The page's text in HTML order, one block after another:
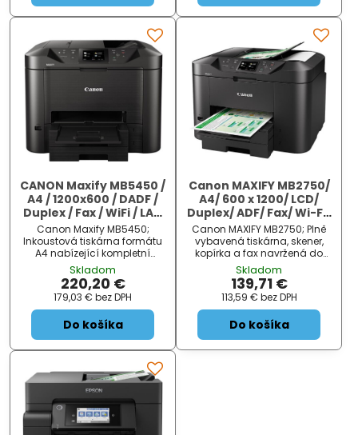
CANON Maxify MB5450 /
A4 / 1200x600 / DADF /
Duplex / Fax / WiFi / LAN
/ USB
Canon Maxify MB5450;
Inkoustová tiskárna formátu
A4 nabízející kompletní
tiskové úlohy tisk, skenování,
kopírování i fax. Poskytuje
rozlišení tisku až 1200 x 600
dpi při rychlosti 24
stran/min....
Skladom
220,20 €
179,03 € bez DPH
Do košíka
Canon MAXIFY MB2750/
A4/ 600 x 1200/ LCD/
Duplex/ ADF/ Fax/ Wi-Fi/
USB
Canon MAXIFY MB2750; Plně
vybavená tiskárna, skener,
kopírka a fax navržená do
domácí kanceláře. Zařízení
Canon řady MAXIFY MB2750
má velký zásobník papíru na
500 listů a automatický
podavač dokumentů na 50
lis...
Skladom
139,71 €
113,59 € bez DPH
Do košíka